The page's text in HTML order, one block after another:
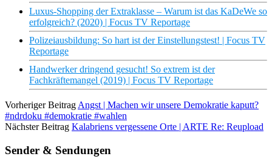
Luxus-Shopping der Extraklasse – Warum ist das KaDeWe so
erfolgreich? (2020) | Focus TV Reportage
Polizeiausbildung: So hart ist der Einstellungstest! | Focus TV
Reportage
Handwerker dringend gesucht! So extrem ist der
Fachkräftemangel (2019) | Focus TV Reportage
Vorheriger Beitrag Angst | Machen wir unsere Demokratie kaputt?
#ndrdoku #demokratie #wahlen
Nächster Beitrag Kalabriens vergessene Orte | ARTE Re: Reupload
Sender & Sendungen